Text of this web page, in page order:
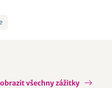
všechny zážitky